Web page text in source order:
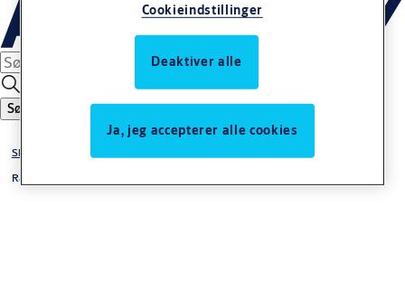
Søg
Skydedørssystemer
Rammedøre
Cookieindstillinger
Deaktiver alle
Ja, jeg accepterer alle cookies